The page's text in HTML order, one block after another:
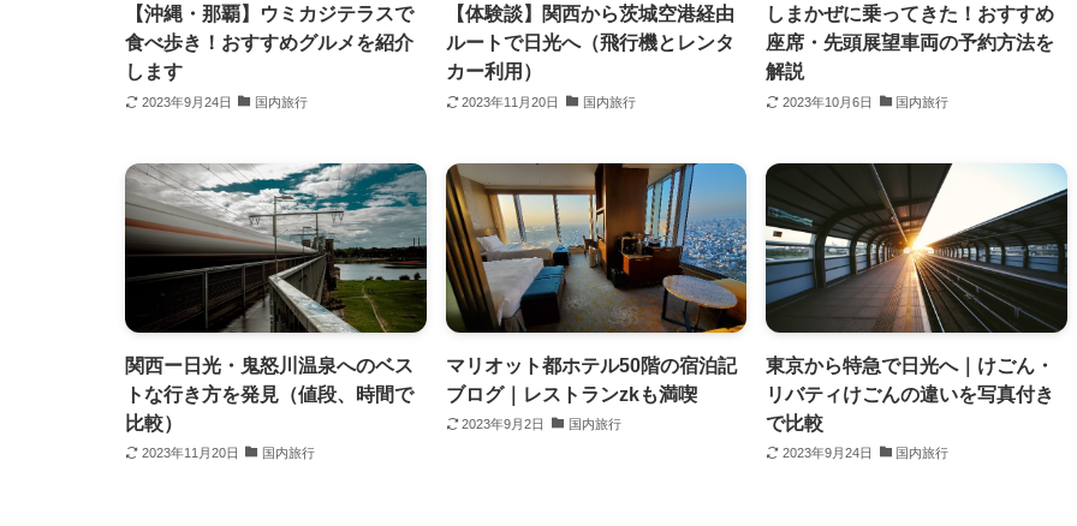
【沖縄・那覇】ウミカジテラスで
食べ歩き！おすすめグルメを紹介
します
2023年9月24日 国内旅行
【体験談】関西から茨城空港経由
ルートで日光へ（飛行機とレンタ
カー利用）
2023年11月20日 国内旅行
しまかぜに乗ってきた！おすすめ
座席・先頭展望車両の予約方法を
解説
2023年10月6日 国内旅行
関西ー日光・鬼怒川温泉へのベス
トな行き方を発見（値段、時間で
比較）
2023年11月20日 国内旅行
マリオット都ホテル50階の宿泊記
ブログ｜レストランzkも満喫
2023年9月2日 国内旅行
東京から特急で日光へ｜けごん・
リバティけごんの違いを写真付き
で比較
2023年9月24日 国内旅行